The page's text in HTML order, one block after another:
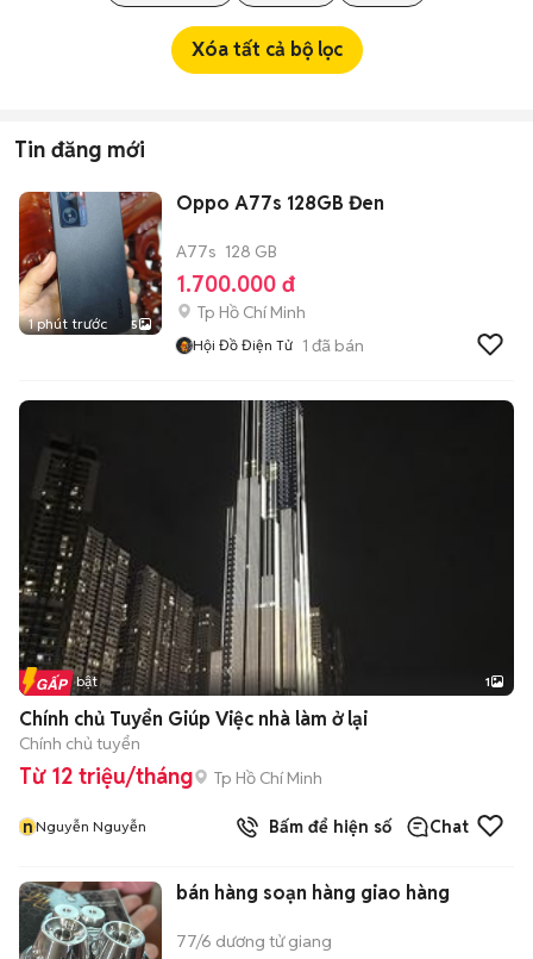
Xóa tất cả bộ lọc
Tin đăng mới
1 phút trước 5
Oppo A77s 128GB Đen
A77s 128 GB
1.700.000 đ
Tp Hồ Chí Minh
Hội Đồ Điện Tử 1 đã bán
Tin nổi bật 1
Chính chủ Tuyển Giúp Việc nhà làm ở lại
Chính chủ tuyển
Từ 12 triệu/tháng Tp Hồ Chí Minh
nNguyễn Nguyễn Bấm để hiện số Chat
bán hàng soạn hàng giao hàng
77/6 dương tử giang